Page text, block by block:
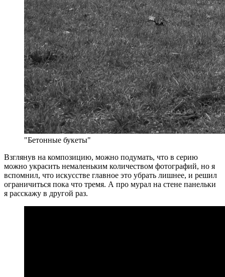
"Бетонные букеты"
Взглянув на композицию, можно подумать, что в серию
можно украсить немаленьким количеством фотографий, но я
вспомнил, что искусстве главное это убрать лишнее, и решил
ограничиться пока что тремя. А про мурал на стене панельки
я расскажу в другой раз.